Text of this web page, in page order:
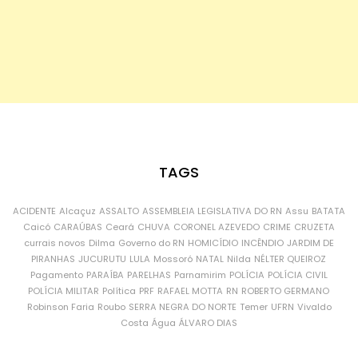
TAGS
ACIDENTE Alcaçuz ASSALTO ASSEMBLEIA LEGISLATIVA DO RN Assu BATATA
Caicó CARAÚBAS Ceará CHUVA CORONEL AZEVEDO CRIME CRUZETA
currais novos Dilma Governo do RN HOMICÍDIO INCÊNDIO JARDIM DE
PIRANHAS JUCURUTU LULA Mossoró NATAL Nilda NÉLTER QUEIROZ
Pagamento PARAÍBA PARELHAS Parnamirim POLÍCIA POLÍCIA CIVIL
POLÍCIA MILITAR Política PRF RAFAEL MOTTA RN ROBERTO GERMANO
Robinson Faria Roubo SERRA NEGRA DO NORTE Temer UFRN Vivaldo
Costa Água ÁLVARO DIAS